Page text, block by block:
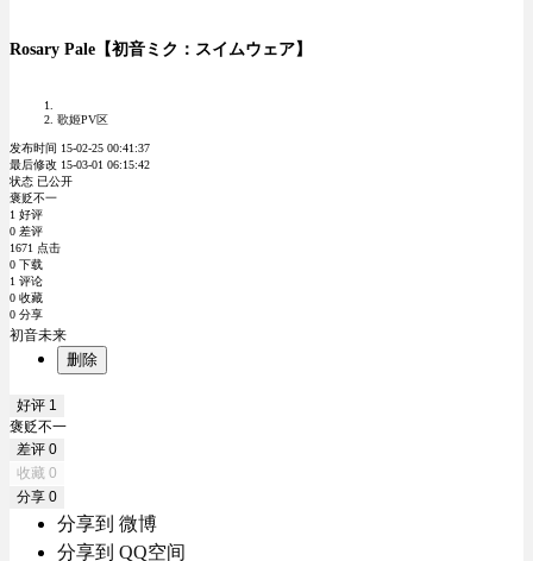
Rosary Pale【初音ミク：スイムウェア】
歌姬PV区
发布时间 15-02-25 00:41:37
最后修改 15-03-01 06:15:42
状态 已公开
褒贬不一
1 好评
0 差评
1671 点击
0 下载
1 评论
0 收藏
0 分享
初音未来
删除
好评 1
褒贬不一
差评 0
收藏 0
分享 0
分享到 微博
分享到 QQ空间